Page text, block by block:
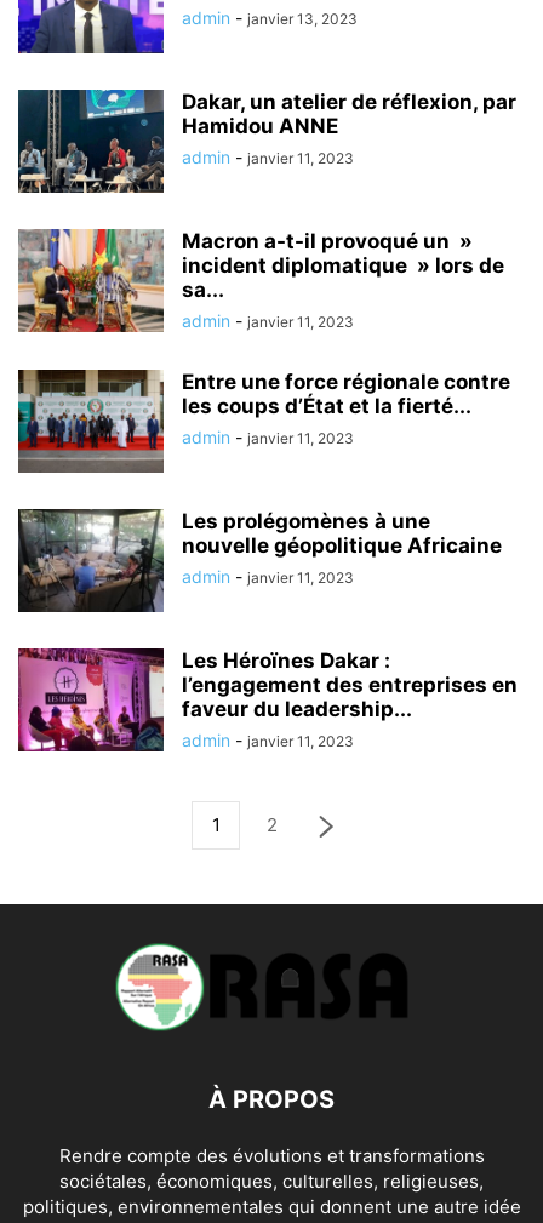
admin - janvier 13, 2023
Dakar, un atelier de réflexion, par
Hamidou ANNE
admin - janvier 11, 2023
Macron a-t-il provoqué un »
incident diplomatique » lors de
sa...
admin - janvier 11, 2023
Entre une force régionale contre
les coups d’État et la fierté...
admin - janvier 11, 2023
Les prolégomènes à une
nouvelle géopolitique Africaine
admin - janvier 11, 2023
Les Héroïnes Dakar :
l’engagement des entreprises en
faveur du leadership...
admin - janvier 11, 2023
1 2
À PROPOS
Rendre compte des évolutions et transformations
sociétales, économiques, culturelles, religieuses,
politiques, environnementales qui donnent une autre idée